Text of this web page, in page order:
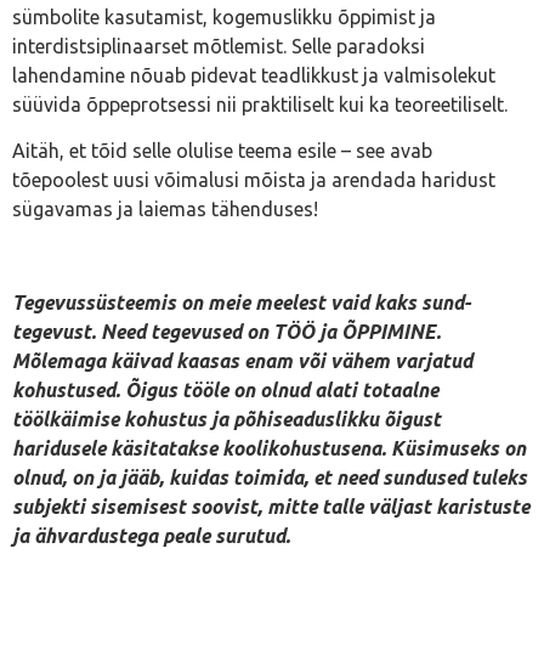
sümbolite kasutamist, kogemuslikku õppimist ja
interdistsiplinaarset mõtlemist. Selle paradoksi
lahendamine nõuab pidevat teadlikkust ja valmisolekut
süüvida õppeprotsessi nii praktiliselt kui ka teoreetiliselt.
Aitäh, et tõid selle olulise teema esile – see avab
tõepoolest uusi võimalusi mõista ja arendada haridust
sügavamas ja laiemas tähenduses!
Tegevussüsteemis on meie meelest vaid kaks sund-
tegevust. Need tegevused on TÖÖ ja ÕPPIMINE.
Mõlemaga käivad kaasas enam või vähem varjatud
kohustused. Õigus tööle on olnud alati totaalne
töölkäimise kohustus ja põhiseaduslikku õigust
haridusele käsitatakse koolikohustusena. Küsimuseks on
olnud, on ja jääb, kuidas toimida, et need sundused tuleks
subjekti sisemisest soovist, mitte talle väljast karistuste
ja ähvardustega peale surutud.